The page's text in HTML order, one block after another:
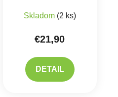
+ EP-DW797JBE
Skladom (2 ks)
€21,90
DETAIL